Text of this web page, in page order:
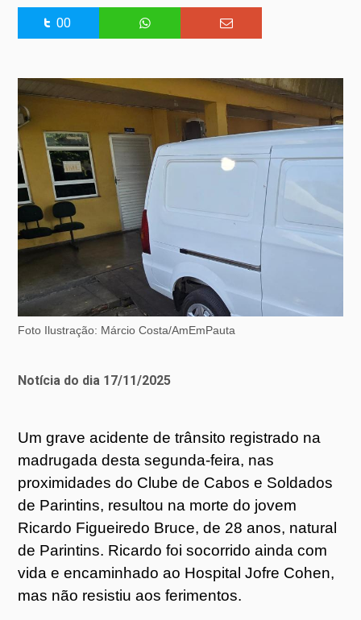
00
Foto Ilustração: Márcio Costa/AmEmPauta
Notícia do dia 17/11/2025
Um grave acidente de trânsito registrado na
madrugada desta segunda-feira, nas
proximidades do Clube de Cabos e Soldados
de Parintins, resultou na morte do jovem
Ricardo Figueiredo Bruce, de 28 anos, natural
de Parintins. Ricardo foi socorrido ainda com
vida e encaminhado ao Hospital Jofre Cohen,
mas não resistiu aos ferimentos.